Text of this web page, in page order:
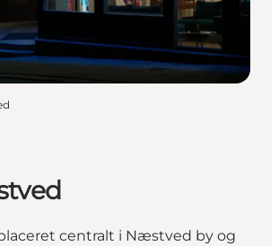
centralt i Næstved by og